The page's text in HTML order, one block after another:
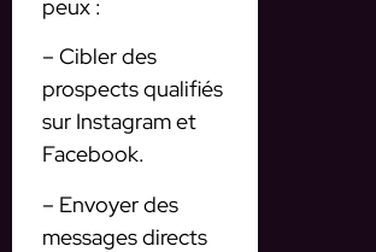
peux :
– Cibler des
prospects qualifiés
sur Instagram et
Facebook.
– Envoyer des
messages directs